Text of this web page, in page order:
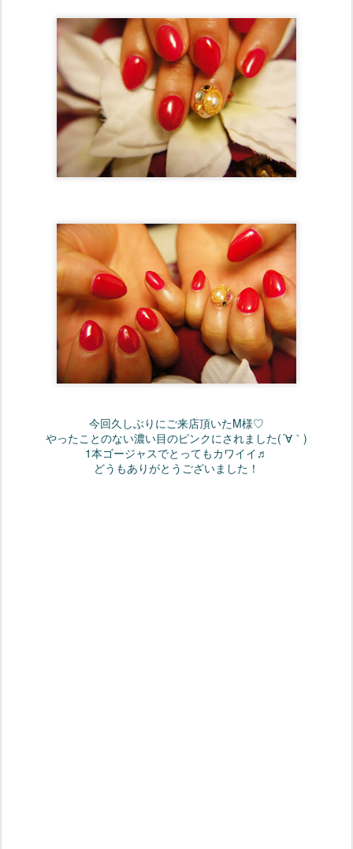
今回久しぶりにご来店頂いたM様♡
やったことのない濃い目のピンクにされました(´∀｀)
1本ゴージャスでとってもカワイイ♬
どうもありがとうございました！